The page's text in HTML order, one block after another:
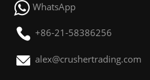
WhatsApp
+86-21-58386256
alex@crushertrading.com